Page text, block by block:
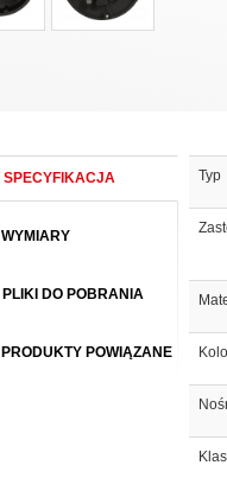
SPECYFIKACJA
WYMIARY
PLIKI DO POBRANIA
PRODUKTY POWIĄZANE
Typ